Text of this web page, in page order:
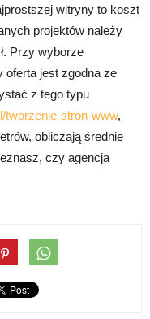
witryny to koszt
projektów należy
Przy wyborze
jest zgodna ze
z tego typu
tworzenie-stron-www,
obliczają średnie
czy agencja